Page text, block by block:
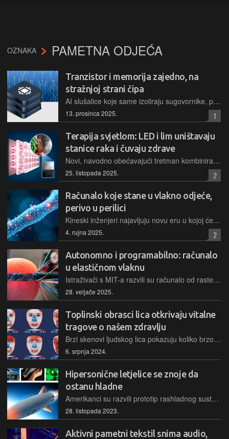
OZNAKA PAMETNA ODJEĆA
Tranzistor i memorija zajedno, na
stražnjoj strani čipa
AI slušalice koje same izoliraju sugovornike, prijenosni kvantni radio uređaji i elektroničke zakrpe za pametnu odjeću neki su od projekata predstavljenih početkom prosinca
13. prosinca 2025. 1
Terapija svjetlom: LED i lim uništavaju
stanice raka i čuvaju zdrave
Novi, navodno obećavajući tretman kombinira LED i nanopahuljice kositra kako bi neutralizirao stanice raka, zaštitio one zdrave i izbjegao bolne nuspojave
25. listopada 2025. 2
Računalo koje stane u vlakno odjeće,
perivo u perilici
Kineski inženjeri najavljuju novu eru u kojoj će elektronika biti nevidljivo utkana u našu svakodnevnu odjeću
4. rujna 2025. 2
Autonomno i programabilno: računalo
u elastičnom vlaknu
Istraživači s MIT-a razvili su računalo od rastezljivih vlakana i nekoliko njih umrežili u odjevni predmet koji uči identificirati fizičke aktivnosti
28. veljače 2025.
Toplinski obrasci lica otkrivaju vitalne
tragove o našem zdravlju
Brzi skenovi ljudskog lica pokazuju koliko brzo starite i postoji li rizik od razvoja određenih bolesti
6. srpnja 2024.
Hipersonične letjelice se znoje da
ostanu hladne
Amerikanci su razvili prototip rashladnog sustava koji oponaša prirodni način regulacije topline ljudskog tijela
28. listopada 2023.
Aktivni pametni tekstil snima audio,